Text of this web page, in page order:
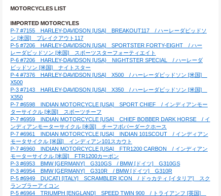
MOTORCYCLES LIST
IMPORTED MOTORCYLES
P-7 #7155　HARLEY-DAVIDSON [USA]　BREAKOUT117　/ ハーレーダビッドソ
ン [米国]　ブレイクアウト117
P-5 #7206　HARLEY-DAVIDSON [USA]　SPORTSTER FORTY-EIGHT　/ ハー
レーダビッドソン [米国]　スポーツスターフォーティエイト
P-6 #7206　HARLEY-DAVIDSON [USA}　NIGHTSTER SPECIAL　/ ハーレーダ
ビッドソン [米国]　ナイトスター
P-4 #7376　HARLEY-DAVIDSON [USA]　X500　/ ハーレーダビッドソン [米国]
X500
P-3 #7143　HARLEY-DAVIDSON [USA]　X350　/ ハーレーダビッドソン [米国]
X350
P-7 #6598　INDIAN MOTORCYCLE [USA]　SPORT CHIEF　/ インディアンモー
ターサイクル [米国]　スポーツチーフ
P-7 #6959　INDIAN MOTORCYCLE [USA]　CHIEF BOBBER DARK HORSE　/ イ
ンディアンモーターサイクル [米国]　チーフボバーダークホース
P-7 #6961　INDIAN MOTORCYCLE [USA]　INDIAN 101SCOUT　/ インディアン
モータサイクル [米国]　インディアン101スカウト
P-7 #6960　INDIAN MOTORCYCLE [USA]　FTR1200 CARBON　/ インディアン
モーターサイクル [米国]　FTR1200カーボン
P-3 #6953　BMW [GERMANY]　G310GS　/ BMW [ドイツ]　G310GS
P-3 #6954　BMW [GERMANY]　G310R　/ BMW [ドイツ]　G310R
P-5 #6949　DUCATI [ITALY]　SCRAMBLER ICON　/ ドゥカティ [イタリア]　スク
ランブラーアイコン
P-5 #6964　TRIUMPH [ENGLAND]　SPEED TWIN 900　/ トライアンフ [英国]